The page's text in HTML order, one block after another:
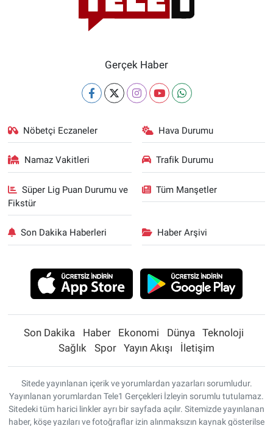
Gerçek Haber
Nöbetçi Eczaneler Hava Durumu
Namaz Vakitleri Trafik Durumu
Süper Lig Puan Durumu ve
Fikstür
Tüm Manşetler
Son Dakika Haberleri Haber Arşivi
Son Dakika Haber Ekonomi Dünya
Teknoloji
Sağlık
Spor Yayın Akışı İletişim
Sitede yayınlanan içerik ve yorumlardan yazarları sorumludur.
Yayınlanan yorumlardan Tele1 Gerçekleri İzleyin sorumlu tutulamaz.
Sitedeki tüm harici linkler ayrı bir sayfada açılır. Sitemizde yayınlanan
haber, köşe yazıları ve fotoğraflar izin alınmaksızın kaynak gösterilse